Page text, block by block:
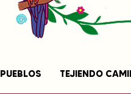
PUEBLOS TEJIENDO